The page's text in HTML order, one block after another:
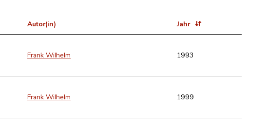
Autor(in) Jahr
Frank Wilhelm 1993
Frank Wilhelm 1999